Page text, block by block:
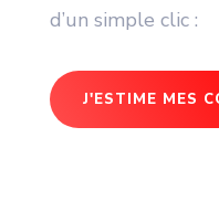
d’un simple clic :
J'ESTIME MES